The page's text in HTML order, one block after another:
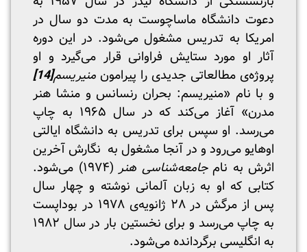
دعوت دانشگاه ماساچوست به مدت دو سال در
امریکا به تدریس مشغول می‌شود. در این دوره
آثار او مورد ستایش فراوانی قرار می‌گیرد و او
پروژه‌ی مطالعاتی جدیدی را پیرامون منیریسم[14]
و با نام «منیریسم: بحران رنسانس و منشا هنر
مدرن» آغاز می‌کند که در سال ۱۹۶۵ به چاپ
می‌رسد. او سپس برای تدریس به دانشگاه ایالتی
اوهایو می‌رود و در آنجا مشغول به نگارش آخرین
اثرش به نامجامعه‌شناسی هنر
(۱۹۷۴) می‌شود.
کتابی که او به زبان آلمانی نوشته و چهار سال
پس از مرگش در ۲۸ ژانویه‌ی ۱۹۷۸ در بوداپست
به چاپ می‌رسد و برای نخستین بار در سال ۱۹۸۲
به انگلیسی برگردانده می‌شود.